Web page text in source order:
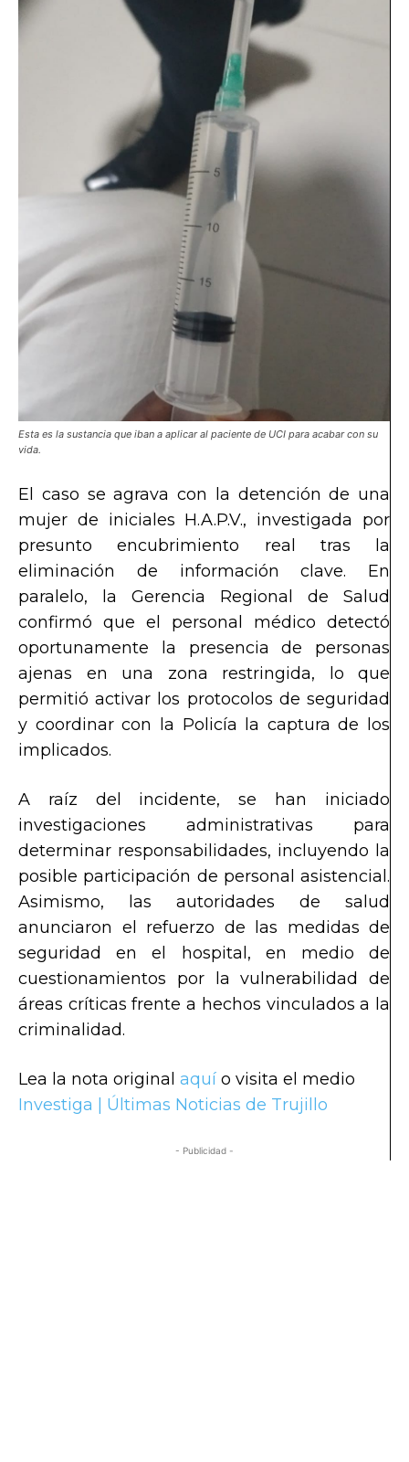
Esta es la sustancia que iban a aplicar al paciente de UCI para acabar con su
vida.
El caso se agrava con la detención de una
mujer de iniciales H.A.P.V., investigada por
presunto encubrimiento real tras la
eliminación de información clave. En
paralelo, la Gerencia Regional de Salud
confirmó que el personal médico detectó
oportunamente la presencia de personas
ajenas en una zona restringida, lo que
permitió activar los protocolos de seguridad
y coordinar con la Policía la captura de los
implicados.
A raíz del incidente, se han iniciado
investigaciones administrativas para
determinar responsabilidades, incluyendo la
posible participación de personal asistencial.
Asimismo, las autoridades de salud
anunciaron el refuerzo de las medidas de
seguridad en el hospital, en medio de
cuestionamientos por la vulnerabilidad de
áreas críticas frente a hechos vinculados a la
criminalidad.
Lea la nota original aquí o visita el medio
Investiga | Últimas Noticias de Trujillo
- Publicidad -